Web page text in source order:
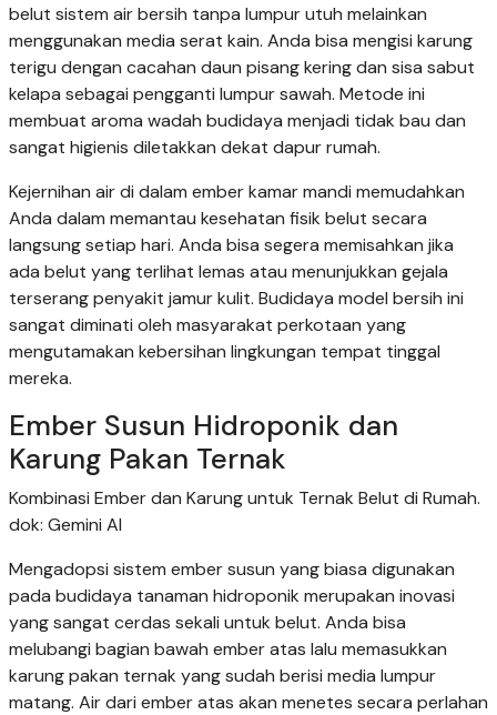
belut sistem air bersih tanpa lumpur utuh melainkan
menggunakan media serat kain. Anda bisa mengisi karung
terigu dengan cacahan daun pisang kering dan sisa sabut
kelapa sebagai pengganti lumpur sawah. Metode ini
membuat aroma wadah budidaya menjadi tidak bau dan
sangat higienis diletakkan dekat dapur rumah.
Kejernihan air di dalam ember kamar mandi memudahkan
Anda dalam memantau kesehatan fisik belut secara
langsung setiap hari. Anda bisa segera memisahkan jika
ada belut yang terlihat lemas atau menunjukkan gejala
terserang penyakit jamur kulit. Budidaya model bersih ini
sangat diminati oleh masyarakat perkotaan yang
mengutamakan kebersihan lingkungan tempat tinggal
mereka.
Ember Susun Hidroponik dan
Karung Pakan Ternak
Kombinasi Ember dan Karung untuk Ternak Belut di Rumah.
dok: Gemini AI
Mengadopsi sistem ember susun yang biasa digunakan
pada budidaya tanaman hidroponik merupakan inovasi
yang sangat cerdas sekali untuk belut. Anda bisa
melubangi bagian bawah ember atas lalu memasukkan
karung pakan ternak yang sudah berisi media lumpur
matang. Air dari ember atas akan menetes secara perlahan